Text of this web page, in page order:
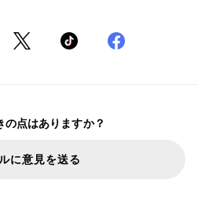
の点はありますか？
に意見を送る